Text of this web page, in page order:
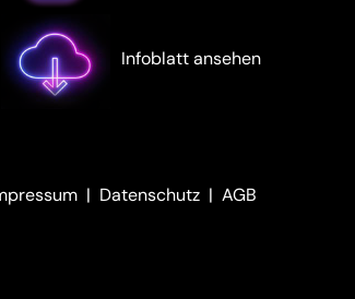
Infoblatt ansehen
| Datenschutz | AGB